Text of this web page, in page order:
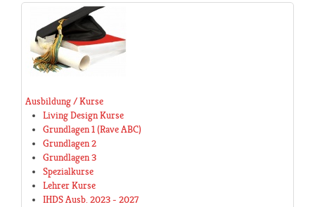
Ausbildung / Kurse
Living Design Kurse
Grundlagen 1 (Rave ABC)
Grundlagen 2
Grundlagen 3
Spezialkurse
Lehrer Kurse
IHDS Ausb. 2023 - 2027